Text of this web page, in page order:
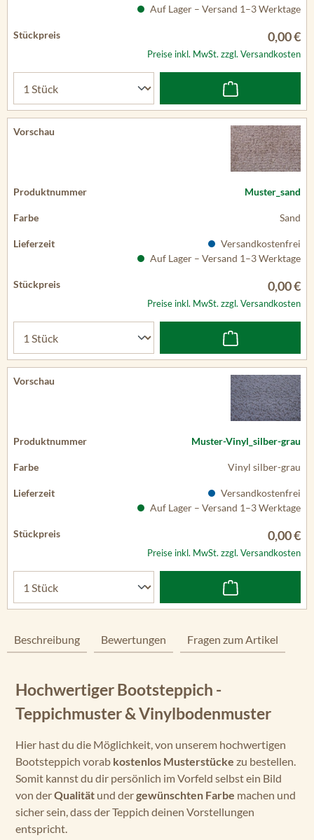
Auf Lager – Versand 1–3 Werktage
0,00 €
Preise inkl. MwSt. zzgl. Versandkosten
Muster_sand
Sand
Versandkostenfrei
Auf Lager – Versand 1–3 Werktage
0,00 €
Preise inkl. MwSt. zzgl. Versandkosten
Muster-Vinyl_silber-grau
Vinyl silber-grau
Versandkostenfrei
Auf Lager – Versand 1–3 Werktage
0,00 €
Preise inkl. MwSt. zzgl. Versandkosten
Beschreibung Bewertungen Fragen zum Artikel
Hochwertiger Bootsteppich -
Teppichmuster & Vinylbodenmuster
Hier hast du die Möglichkeit, von unserem hochwertigen
Bootsteppich vorab kostenlos Musterstücke zu bestellen.
Somit kannst du dir persönlich im Vorfeld selbst ein Bild
von derQualität und dergewünschten Farbe machen und
sicher sein, dass der Teppich deinen Vorstellungen
entspricht.